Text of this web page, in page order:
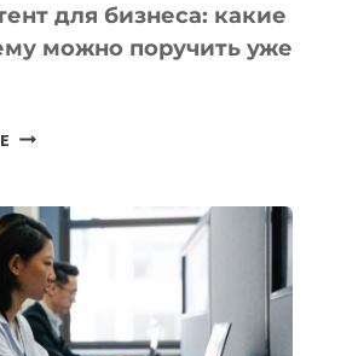
для бизнеса: какие
можно поручить уже
ИИ-
БИЗНЕСА:
КАКИЕ
3
ЗАДАЧИ
ЕМУ